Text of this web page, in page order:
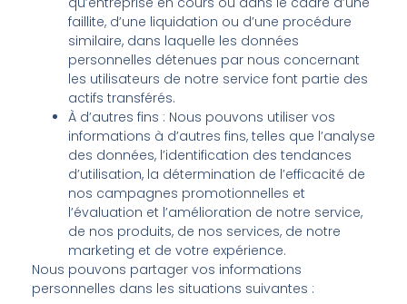
faillite, d’une liquidation ou d’une procédure
similaire, dans laquelle les données
personnelles détenues par nous concernant
les utilisateurs de notre service font partie des
actifs transférés.
À d’autres fins : Nous pouvons utiliser vos
informations à d’autres fins, telles que l’analyse
des données, l’identification des tendances
d’utilisation, la détermination de l’efficacité de
nos campagnes promotionnelles et
l’évaluation et l’amélioration de notre service,
de nos produits, de nos services, de notre
marketing et de votre expérience.
Nous pouvons partager vos informations
personnelles dans les situations suivantes :